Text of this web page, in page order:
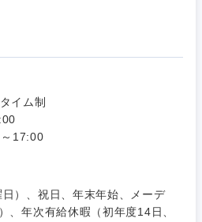
イム制
17:00
）、祝日、年末年始、メーデ
、年次有給休暇（初年度14日、